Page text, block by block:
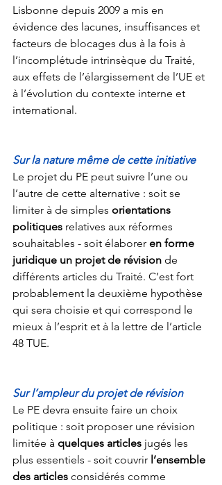
Lisbonne depuis 2009 a mis en
évidence des lacunes, insuffisances et
facteurs de blocages dus à la fois à
l’incomplétude intrinsèque du Traité,
aux effets de l’élargissement de l’UE et
à l’évolution du contexte interne et
international.
Sur la nature même de cette initiative
Le projet du PE peut suivre l’une ou
l’autre de cette alternative : soit se
limiter à de simples orientations
politiques relatives aux réformes
souhaitables - soit élaborer en forme
juridique un projet de révision de
différents articles du Traité. C’est fort
probablement la deuxième hypothèse
qui sera choisie et qui correspond le
mieux à l’esprit et à la lettre de l’article
48 TUE.
Sur l’ampleur du projet de révision
Le PE devra ensuite faire un choix
politique : soit proposer une révision
limitée à quelques articles jugés les
plus essentiels - soit couvrir l’ensemble
des articles considérés comme